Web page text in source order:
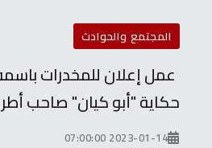
المجتمع والحوادث
عمل إعلان للمخدرات
حكاية "أبو كيان" صاحب
2023-01-14 07:00:00